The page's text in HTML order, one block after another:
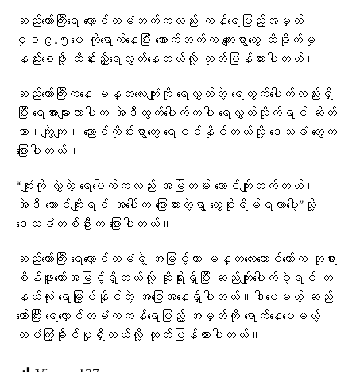
ဆည်တော်ကြီးရေ လှောင်တမံဘက်ကလည်း ကန်ရေပြည့်အမှတ်
၄၁၉.၅ပေ ကိုရောက်နေပြီး အောက်ဘက်က ကျေးရွာတွေ ထိခိုက်မှု
နည်းစေဖို့ ထိန်းညှိရေလွှတ်နေတယ်လို့ ထုတ်ပြန်ထားပါတယ်။
ဆည်တော်ကြီးကနေ မန္တလေးကျုံးကို ရေလွှတ်တဲ့ ရေထွက်ပေါက်လည်းရှိ
ပြီး ရေအားများလာပါက အဲဒီထွက်ပေါက်ကပါ ရေလွှတ်လိုက်ရင် ဆိတ်
သာ၊ကျွဲကျ၊ ညောင်ကိုင်းရွာတွေ ရေဝင်နိုင်တယ်လို့ ဒေသခံ တွေက
ပြောပါတယ်။
“ကျုံးကို လွှဲတဲ့ ရေပေါက်ကလည်း အမြဲတမ်း ဘောင်ကျိုးတက်တယ်။
အဲဒီ ဘောင်ကျိုးရင် အပေါ်က ပြောထားတဲ့ရွာ တွေစိုးရိမ်ရတာပေါ့”လို့
ဒေသခံတစ်ဦးက ပြောပါတယ်။
ဆည်တော်ကြီး ရေလှောင်တမံရဲ့ အမြင့်ဟာ မန္တလေးတောင်တော်က ဘုရား
စိန်ဖူးတော်အမြင့်ရှိတယ်လို့ ဆိုရိုးရှိပြီး ဆည်ကျိုးပေါက်ခဲ့ရင် တ
နယ်လုံး ရေမြှုပ်နိုင်တဲ့ အခြေအနေရှိပါတယ်။ဒါပေမယ့် ဆည်
တော်ကြီး ရေလှောင်တမံကကန်ရေပြည့် အမှတ်ကို ရောက်နေပေမယ့်
တမံကြံ့ခိုင်မှုရှိတယ်လို့ ထုတ်ပြန်ထားပါတယ်။